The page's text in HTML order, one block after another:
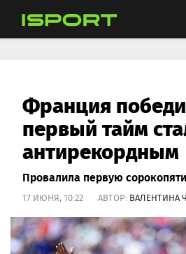
Франция
первый тайм
антирекордным
Провалила первую
17 ИЮНЯ, 10:22 АВТОР: ВАЛЕНТИНА